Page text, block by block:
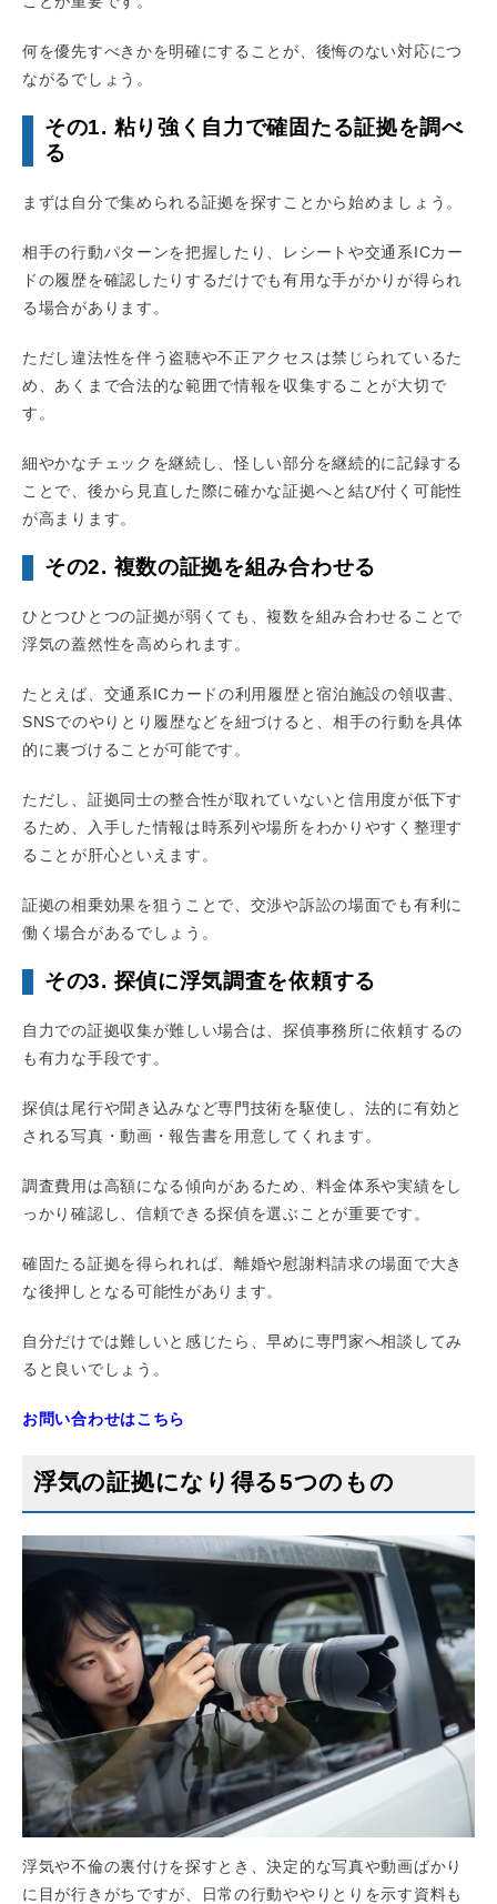
何を優先すべきかを明確にすることが、後悔のない対応につ
ながるでしょう。
その1. 粘り強く自力で確固たる証拠を調べ
る
まずは自分で集められる証拠を探すことから始めましょう。
相手の行動パターンを把握したり、レシートや交通系ICカー
ドの履歴を確認したりするだけでも有用な手がかりが得られ
る場合があります。
ただし違法性を伴う盗聴や不正アクセスは禁じられているた
め、あくまで合法的な範囲で情報を収集することが大切で
す。
細やかなチェックを継続し、怪しい部分を継続的に記録する
ことで、後から見直した際に確かな証拠へと結び付く可能性
が高まります。
その2. 複数の証拠を組み合わせる
ひとつひとつの証拠が弱くても、複数を組み合わせることで
浮気の蓋然性を高められます。
たとえば、交通系ICカードの利用履歴と宿泊施設の領収書、
SNSでのやりとり履歴などを紐づけると、相手の行動を具体
的に裏づけることが可能です。
ただし、証拠同士の整合性が取れていないと信用度が低下す
るため、入手した情報は時系列や場所をわかりやすく整理す
ることが肝心といえます。
証拠の相乗効果を狙うことで、交渉や訴訟の場面でも有利に
働く場合があるでしょう。
その3. 探偵に浮気調査を依頼する
自力での証拠収集が難しい場合は、探偵事務所に依頼するの
も有力な手段です。
探偵は尾行や聞き込みなど専門技術を駆使し、法的に有効と
される写真・動画・報告書を用意してくれます。
調査費用は高額になる傾向があるため、料金体系や実績をし
っかり確認し、信頼できる探偵を選ぶことが重要です。
確固たる証拠を得られれば、離婚や慰謝料請求の場面で大き
な後押しとなる可能性があります。
自分だけでは難しいと感じたら、早めに専門家へ相談してみ
ると良いでしょう。
お問い合わせはこちら
浮気の証拠になり得る5つのもの
浮気や不倫の裏付けを探すとき、決定的な写真や動画ばかり
に目が行きがちですが、日常の行動ややりとりを示す資料も